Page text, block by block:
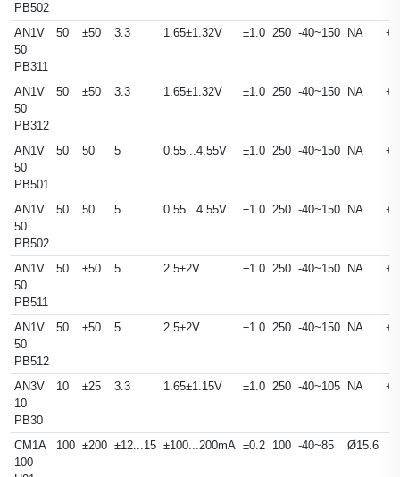
PB502
AN1V
50
PB311
50 ±50 3.3 1.65±1.32V ±1.0 250 -40~150 NA +
AN1V
50
PB312
50 ±50 3.3 1.65±1.32V ±1.0 250 -40~150 NA +
AN1V
50
PB501
50 50 5 0.55...4.55V ±1.0 250 -40~150 NA +
AN1V
50
PB502
50 50 5 0.55...4.55V ±1.0 250 -40~150 NA +
AN1V
50
PB511
50 ±50 5 2.5±2V ±1.0 250 -40~150 NA +
AN1V
50
PB512
50 ±50 5 2.5±2V ±1.0 250 -40~150 NA +
AN3V
10
PB30
10 ±25 3.3 1.65±1.15V ±1.0 250 -40~105 NA +
CM1A
100
100 ±200 ±12...15 ±100...200mA ±0.2 100 -40~85 Ø15.6